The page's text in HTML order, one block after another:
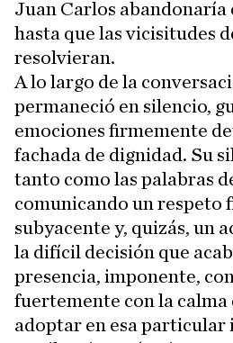
Juan Carlos abandonaría
hasta que las vicisitudes
resolvieran.
A lo largo de la
permaneció en silencio,
emociones firmemente
fachada de dignidad. Su
tanto como las palabras
comunicando un respeto
subyacente y, quizás, un
la difícil decisión que
presencia, imponente,
fuertemente con la calma
adoptar en esa particular